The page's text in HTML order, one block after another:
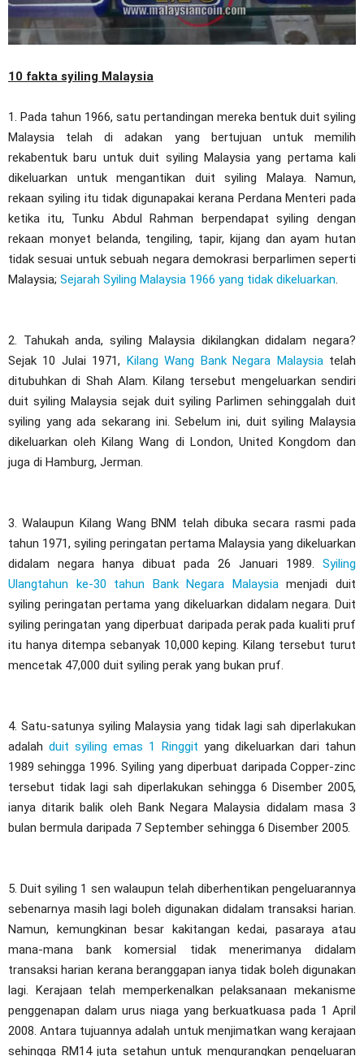
10 fakta syiling Malaysia
1. Pada tahun 1966, satu pertandingan mereka bentuk duit syiling
Malaysia telah di adakan yang bertujuan untuk memilih
rekabentuk baru untuk duit syiling Malaysia yang pertama kali
dikeluarkan untuk mengantikan duit syiling Malaya. Namun,
rekaan syiling itu tidak digunapakai kerana Perdana Menteri pada
ketika itu, Tunku Abdul Rahman berpendapat syiling dengan
rekaan monyet belanda, tengiling, tapir, kijang dan ayam hutan
tidak sesuai untuk sebuah negara demokrasi berparlimen seperti
Malaysia; Sejarah Syiling Malaysia 1966 yang tidak dikeluarkan.
2. Tahukah anda, syiling Malaysia dikilangkan didalam negara?
Sejak 10 Julai 1971, Kilang Wang Bank Negara Malaysiatelah
ditubuhkan di Shah Alam. Kilang tersebut mengeluarkan sendiri
duit syiling Malaysia sejak duit syiling Parlimen sehinggalah duit
syiling yang ada sekarang ini. Sebelum ini, duit syiling Malaysia
dikeluarkan oleh Kilang Wang di London, United Kongdom dan
juga di Hamburg, Jerman.
3. Walaupun Kilang Wang BNM telah dibuka secara rasmi pada
tahun 1971, syiling peringatan pertama Malaysia yang dikeluarkan
didalam negara hanya dibuat pada 26 Januari 1989. Syiling
Ulangtahun ke-30 tahun Bank Negara Malaysiamenjadi duit
syiling peringatan pertama yang dikeluarkan didalam negara. Duit
syiling peringatan yang diperbuat daripada perak pada kualiti pruf
itu hanya ditempa sebanyak 10,000 keping. Kilang tersebut turut
mencetak 47,000 duit syiling perak yang bukan pruf.
4. Satu-satunya syiling Malaysia yang tidak lagi sah diperlakukan
adalahduit syiling emas 1 Ringgit yang dikeluarkan dari tahun
1989 sehingga 1996. Syiling yang diperbuat daripada Copper-zinc
tersebut tidak lagi sah diperlakukan sehingga 6 Disember 2005,
ianya ditarik balik oleh Bank Negara Malaysia didalam masa 3
bulan bermula daripada 7 September sehingga 6 Disember 2005.
5. Duit syiling 1 sen walaupun telah diberhentikan pengeluarannya
sebenarnya masih lagi boleh digunakan didalam transaksi harian.
Namun, kemungkinan besar kakitangan kedai, pasaraya atau
mana-mana bank komersial tidak menerimanya didalam
transaksi harian kerana beranggapan ianya tidak boleh digunakan
lagi. Kerajaan telah memperkenalkan pelaksanaan mekanisme
penggenapan dalam urus niaga yang berkuatkuasa pada 1 April
2008. Antara tujuannya adalah untuk menjimatkan wang kerajaan
sehingga RM14 juta setahun untuk mengurangkan pengeluaran